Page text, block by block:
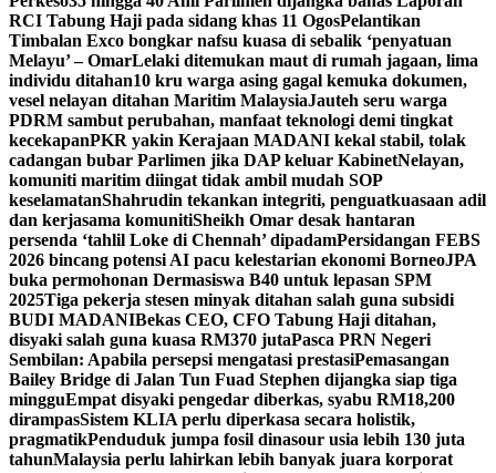
RCI Tabung Haji pada sidang khas 11 OgosPelantikan
Timbalan Exco bongkar nafsu kuasa di sebalik ‘penyatuan
Melayu’ – OmarLelaki ditemukan maut di rumah jagaan, lima
individu ditahan10 kru warga asing gagal kemuka dokumen,
vesel nelayan ditahan Maritim MalaysiaJauteh seru warga
PDRM sambut perubahan, manfaat teknologi demi tingkat
kecekapanPKR yakin Kerajaan MADANI kekal stabil, tolak
cadangan bubar Parlimen jika DAP keluar KabinetNelayan,
komuniti maritim diingat tidak ambil mudah SOP
keselamatanShahrudin tekankan integriti, penguatkuasaan adil
dan kerjasama komunitiSheikh Omar desak hantaran
persenda ‘tahlil Loke di Chennah’ dipadamPersidangan FEBS
2026 bincang potensi AI pacu kelestarian ekonomi BorneoJPA
buka permohonan Dermasiswa B40 untuk lepasan SPM
2025Tiga pekerja stesen minyak ditahan salah guna subsidi
BUDI MADANIBekas CEO, CFO Tabung Haji ditahan,
disyaki salah guna kuasa RM370 jutaPasca PRN Negeri
Sembilan: Apabila persepsi mengatasi prestasiPemasangan
Bailey Bridge di Jalan Tun Fuad Stephen dijangka siap tiga
mingguEmpat disyaki pengedar diberkas, syabu RM18,200
dirampasSistem KLIA perlu diperkasa secara holistik,
pragmatikPenduduk jumpa fosil dinasour usia lebih 130 juta
tahunMalaysia perlu lahirkan lebih banyak juara korporat